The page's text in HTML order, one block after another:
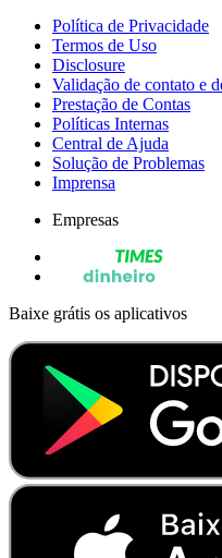
Política de Privacidade
Termos de Uso
Disclosure
Validação de contato e
Prestação de Contas
Políticas Internas
Central de Ajuda
Solução de Problemas
Imprensa
Empresas
Baixe grátis os aplicativos